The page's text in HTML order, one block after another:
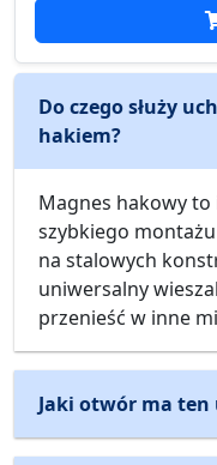
Do czego służy
hakiem?
Magnes hakowy
szybkiego
na stalowych
uniwersalny
przenieść w inne
Jaki otwór ma ten